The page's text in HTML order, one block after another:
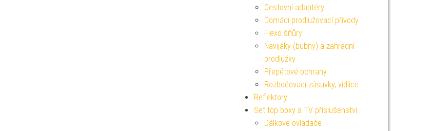
Cestovní adaptéry
Domácí prodlužovací přívody
Flexo šňůry
Navijáky (bubny) a zahradní
prodlužky
Přepěťové ochrany
Rozbočovací zásuvky, vidlice
Reflektory
Set top boxy a TV příslušenství
Dálkové ovladače